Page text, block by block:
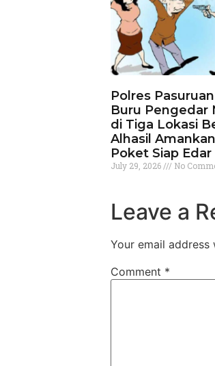
Polres
Buru Pengedar
di Tiga Lokasi
Alhasil
Poket Siap Edar
July 29, 2026 No
Leave a
Your email
Comment *